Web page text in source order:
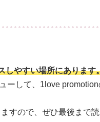
しやすい場所にあります
ーして、1love
すので、ぜひ最後まで読